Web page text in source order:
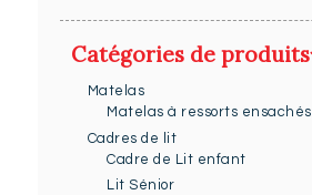
Catégories de produits
Matelas
Matelas à ressorts ensachés
Cadres de lit
Cadre de Lit enfant
Lit Sénior